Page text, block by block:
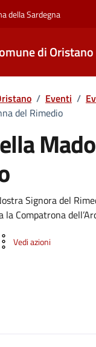
della Sardegna
di Oristano
/ Eventi /
del Rimedio
Signora del
la Compatrona
Vedi azioni